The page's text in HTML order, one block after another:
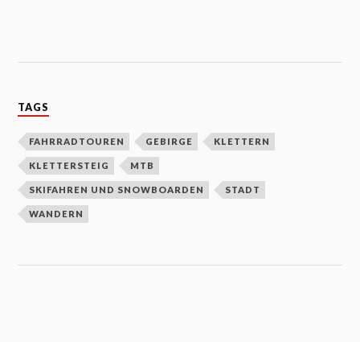
TAGS
FAHRRADTOUREN GEBIRGE KLETTERN
KLETTERSTEIG MTB
SKIFAHREN UND SNOWBOARDEN STADT
WANDERN